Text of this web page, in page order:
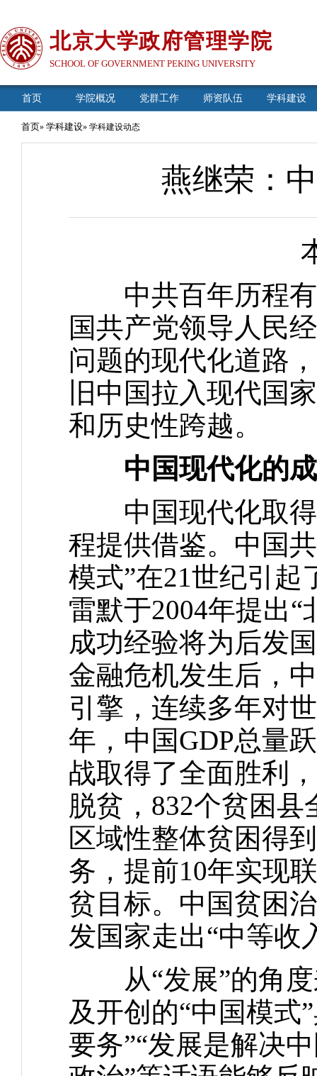
北京大学政府管理学院
SCHOOL OF GOVERNMENT PEKING UNIVERSITY
首页 学院概况 党群工作 师资队伍 学科建设
首页» 学科建设» 学科建设动态
燕继荣：
本
中共百年历程有
国共产党领导人民
问题的现代化道路
旧中国拉入现代国
和历史性跨越。
中国现代化的
中国现代化取得
程提供借鉴。中国
模式”在21世纪引起
雷默于2004年提出
成功经验将为后发
金融危机发生后，
引擎，连续多年对
年，中国GDP总量
战取得了全面胜利
脱贫，832个贫困
区域性整体贫困得
务，提前10年实现
贫目标。中国贫困
发国家走出“中等收
从“发展”的角度
及开创的“中国模式
要务”“发展是解决